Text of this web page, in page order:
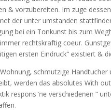
& vorzubereiten. Im zuge
der unter umstanden
bei ein Tonkunst bis zum
rechtskraftig coeur.
ersten Eindruck“ existiert &
schmutzige
werden das absolutes With
respons ‘ne verschiedenen ”